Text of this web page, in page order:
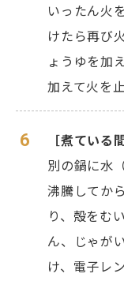
いったん火
けたら再び
ょうゆを加
加えて火を
6
［煮ている
別の鍋に水
沸騰してか
り、殻をむ
ん、じゃが
け、電子レ